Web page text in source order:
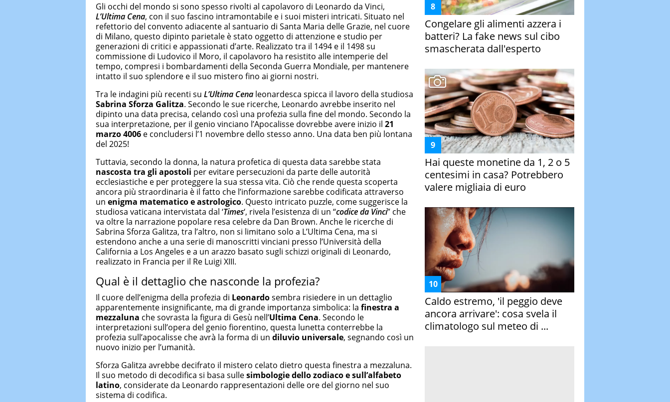
Gli occhi del mondo si sono spesso rivolti al capolavoro di Leonardo da Vinci,
L’Ultima Cena, con il suo fascino intramontabile e i suoi misteri intricati. Situato nel
refettorio del convento adiacente al santuario di Santa Maria delle Grazie, nel cuore
di Milano, questo dipinto parietale è stato oggetto di attenzione e studio per
generazioni di critici e appassionati d’arte. Realizzato tra il 1494 e il 1498 su
commissione di Ludovico il Moro, il capolavoro ha resistito alle intemperie del
tempo, compresi i bombardamenti della Seconda Guerra Mondiale, per mantenere
intatto il suo splendore e il suo mistero fino ai giorni nostri.
Tra le indagini più recenti su L’Ultima Cena leonardesca spicca il lavoro della studiosa
Sabrina Sforza Galitza. Secondo le sue ricerche, Leonardo avrebbe inserito nel
dipinto una data precisa, celando così una profezia sulla fine del mondo. Secondo la
sua interpretazione, per il genio vinciano l’Apocalisse dovrebbe avere inizio il 21
marzo 4006 e concludersi l’1 novembre dello stesso anno. Una data ben più lontana
del 2025!
Tuttavia, secondo la donna, la natura profetica di questa data sarebbe stata
nascosta tra gli apostoli per evitare persecuzioni da parte delle autorità
ecclesiastiche e per proteggere la sua stessa vita. Ciò che rende questa scoperta
ancora più straordinaria è il fatto che l’informazione sarebbe codificata attraverso
un enigma matematico e astrologico. Questo intricato puzzle, come suggerisce la
studiosa vaticana intervistata dal ‘Times‘, rivela l’esistenza di un “codice da Vinci” che
va oltre la narrazione popolare resa celebre da Dan Brown. Anche le ricerche di
Sabrina Sforza Galitza, tra l’altro, non si limitano solo a L’Ultima Cena, ma si
estendono anche a una serie di manoscritti vinciani presso l’Università della
California a Los Angeles e a un arazzo basato sugli schizzi originali di Leonardo,
realizzato in Francia per il Re Luigi XIII.
Qual è il dettaglio che nasconde la profezia?
Il cuore dell’enigma della profezia di Leonardosembra risiedere in un dettaglio
apparentemente insignificante, ma di grande importanza simbolica: la finestra a
mezzaluna che sovrasta la figura di Gesù nell’Ultima Cena. Secondo le
interpretazioni sull’opera del genio fiorentino, questa lunetta conterrebbe la
profezia sull’apocalisse che avrà la forma di un diluvio universale, segnando così un
nuovo inizio per l’umanità.
Sforza Galitza avrebbe decifrato il mistero celato dietro questa finestra a mezzaluna.
Il suo metodo di decodifica si basa sullesimbologiedellozodiaco e sull’alfabeto
latino, considerate da Leonardo rappresentazioni delle ore del giorno nel suo
sistema di codifica.
Congelare gli alimenti azzera i
batteri? La fake news sul cibo
smascherata dall'esperto
Hai queste monetine da 1, 2 o 5
centesimi in casa? Potrebbero
valere migliaia di euro
Caldo estremo, 'il peggio deve
ancora arrivare': cosa svela il
climatologo sul meteo di ...